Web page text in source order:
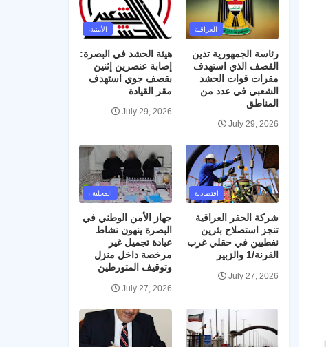
العراقية
رئاسة الجمهورية تدين
القصف الذي استهدف
مقرات قوات الحشد
الشعبي في عدد من
المناطق
July 29, 2026
الأمنية،
هيئة الحشد في البصرة:
إصابة عنصرين إثنين
بقصف جوي استهدف
مقر القيادة
July 29, 2026
اقتصادية
شركة الحفر العراقية
تنجز استصلاح بئرين
نفطيين في حقلي غرب
القرنة/1 والزبير
July 27, 2026
المحلية ،
جهاز الأمن الوطني في
البصرة ينهون نشاط
عيادة تجميل غير
مرخصة داخل منزل
وتوقيف المتورطين
July 27, 2026